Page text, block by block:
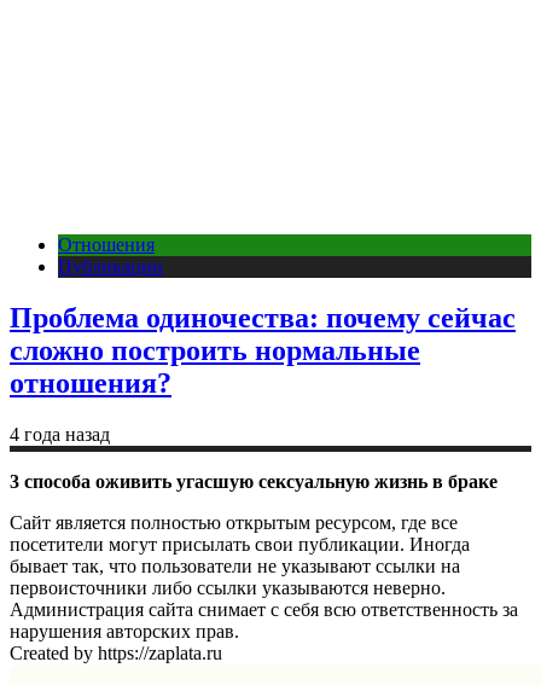
Отношения
Публикации
Проблема одиночества: почему сейчас
сложно построить нормальные
отношения?
4 года назад
3 способа оживить угасшую сексуальную жизнь в браке
Сайт является полностью открытым ресурсом, где все
посетители могут присылать свои публикации. Иногда
бывает так, что пользователи не указывают ссылки на
первоисточники либо ссылки указываются неверно.
Администрация сайта снимает с себя всю ответственность за
нарушения авторских прав.
Created by https://zaplata.ru